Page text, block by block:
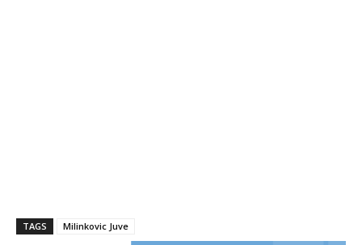
TAGS Milinkovic Juve